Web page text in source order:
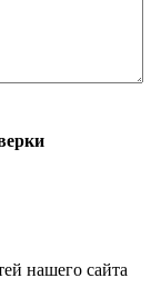
нашего сайта